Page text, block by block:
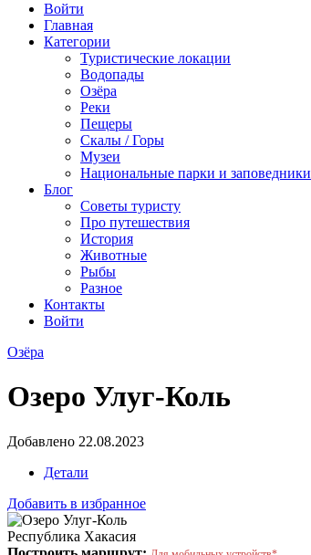
Войти
Главная
Категории
Туристические локации
Водопады
Озёра
Реки
Пещеры
Скалы / Горы
Музеи
Национальные парки и заповедники
Блог
Советы туристу
Про путешествия
История
Животные
Рыбы
Разное
Контакты
Войти
Озёра
Озеро Улуг-Коль
Добавлено 22.08.2023
Детали
Добавить в избранное
Республика Хакасия